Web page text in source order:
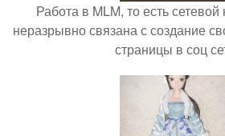
Работа в MLM, то есть
неразрывно связана с создание
страницы в соц